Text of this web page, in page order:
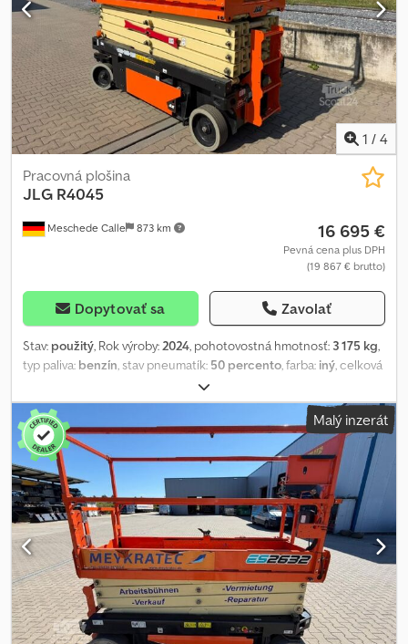
1 / 4
Meschede Calle 873 km
Pracovná plošina
JLG R4045
16 695 €
Pevná cena plus DPH
(19 867 € brutto)
Dopytovať sa Zavolať
Stav: použitý, Rok výroby: 2024, pohotovostná hmotnosť: 3 175 kg,
typ paliva: benzín , stav pneumatík: 50 percento , farba: iný , celková
Malý inzerát